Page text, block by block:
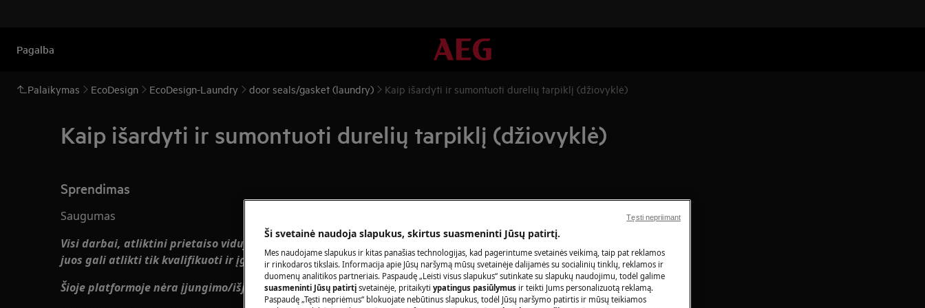
Pagalba
Palaikymas EcoDesign EcoDesign-Laundry door seals/gasket (laundry) Kaip išardyti ir sumontuoti durelių tarpiklį (džiovyklė)
Kaip išardyti ir sumontuoti durelių tarpiklį (džiovyklė)
Sprendimas
Saugumas
Visi darbai, atliktini prietaiso viduje, reikalauja specialių įgūdžių ir žinių, todėl
juos gali atlikti tik kvalifikuoti ir įgalioti techninės priežiūros inžinieriai.
Šioje platformoje nėra įjungimo/išjungimo jungiklio.
Ši svetainė naudoja slapukus, skirtus suasmeninti Jūsų patirtį.
Mes naudojame slapukus ir kitas panašias technologijas, kad pagerintume svetainės veikimą, taip pat reklamos
ir rinkodaros tikslais. Informacija apie Jūsų naršymą mūsų svetainėje dalijamės su socialinių tinklų, reklamos ir
duomenų analitikos partneriais. Paspaudę „Leisti visus slapukus“ sutinkate su slapukų naudojimu, todėl galime
suasmeninti Jūsų patirtį svetainėje, pritaikyti ypatingus pasiūlymus ir teikti Jums personalizuotą reklamą.
Paspaudę „Tęsti nepriėmus“ blokuojate nebūtinus slapukus, todėl Jūsų naršymo patirtis ir mūsų teikiamos
Tęsti nepriimant